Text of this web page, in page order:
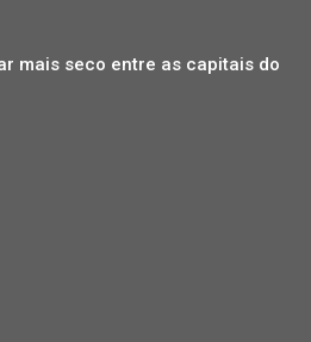
mais seco entre as capitais do